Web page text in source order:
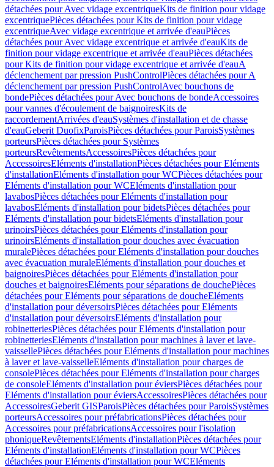
détachées pour Avec vidage excentriqueKits de finition pour vidage
excentriquePièces détachées pour Kits de finition pour vidage
excentriqueAvec vidage excentrique et arrivée d'eauPièces
détachées pour Avec vidage excentrique et arrivée d'eauKits de
finition pour vidage excentrique et arrivée d'eauPièces détachées
pour Kits de finition pour vidage excentrique et arrivée d'eauA
déclenchement par pression PushControlPièces détachées pour A
déclenchement par pression PushControlAvec bouchons de
bondePièces détachées pour Avec bouchons de bondeAccessoires
pour vannes d'écoulement de baignoiresKits de
raccordementArrivées d'eauSystèmes d'installation et de chasse
d'eauGeberit DuofixParoisPièces détachées pour ParoisSystèmes
porteursPièces détachées pour Systèmes
porteursRevêtementsAccessoiresPièces détachées pour
AccessoiresEléments d'installationPièces détachées pour Eléments
d'installationEléments d'installation pour WCPièces détachées pour
Eléments d'installation pour WCEléments d'installation pour
lavabosPièces détachées pour Eléments d'installation pour
lavabosEléments d'installation pour bidetsPièces détachées pour
Eléments d'installation pour bidetsEléments d'installation pour
urinoirsPièces détachées pour Eléments d'installation pour
urinoirsEléments d'installation pour douches avec évacuation
muralePièces détachées pour Eléments d'installation pour douches
avec évacuation muraleEléments d'installation pour douches et
baignoiresPièces détachées pour Eléments d'installation pour
douches et baignoiresEléments pour séparations de douchePièces
détachées pour Eléments pour séparations de doucheEléments
d'installation pour déversoirsPièces détachées pour Eléments
d'installation pour déversoirsEléments d'installation pour
robinetteriesPièces détachées pour Eléments d'installation pour
robinetteriesEléments d'installation pour machines à laver et lave-
vaissellePièces détachées pour Eléments d'installation pour machines
à laver et lave-vaisselleEléments d'installation pour charges de
consolePièces détachées pour Eléments d'installation pour charges
de consoleEléments d'installation pour éviersPièces détachées pour
Eléments d'installation pour éviersAccessoiresPièces détachées pour
AccessoiresGeberit GISParoisPièces détachées pour ParoisSystèmes
porteursAccessoires pour préfabricationsPièces détachées pour
Accessoires pour préfabricationsAccessoires pour l'isolation
phoniqueRevêtementsEléments d'installationPièces détachées pour
Eléments d'installationEléments d'installation pour WCPièces
détachées pour Eléments d'installation pour WCEléments